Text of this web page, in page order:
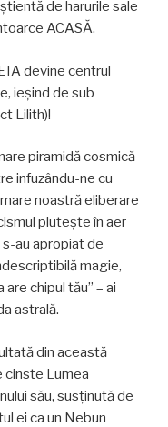
de harurile sale
ACASĂ.
devine centrul
ieșind de sub
Lilith)!
piramidă cosmică
infuzându-ne cu
noastră eliberare
plutește în aer
au apropiat de
magie,
chipul tău” – ai
astrală.
din această
cinste Lumea
său, susținută de
ei ca un Nebun